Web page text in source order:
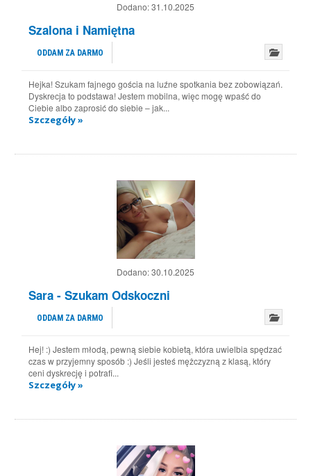
Dodano:31.10.2025
Szalona i Namiętna
ODDAM ZA DARMO
Hejka! Szukam fajnego gościa na luźne spotkania bez zobowiązań.
Dyskrecja to podstawa! Jestem mobilna, więc mogę wpaść do
Ciebie albo zaprosić do siebie – jak...
Szczegóły »
Dodano:30.10.2025
Sara - Szukam Odskoczni
ODDAM ZA DARMO
Hej! :) Jestem młodą, pewną siebie kobietą, która uwielbia spędzać
czas w przyjemny sposób :) Jeśli jesteś mężczyzną z klasą, który
ceni dyskrecję i potrafi...
Szczegóły »